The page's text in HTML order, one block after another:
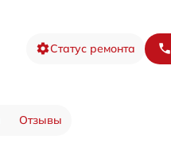
Статус ремонта
Отзывы